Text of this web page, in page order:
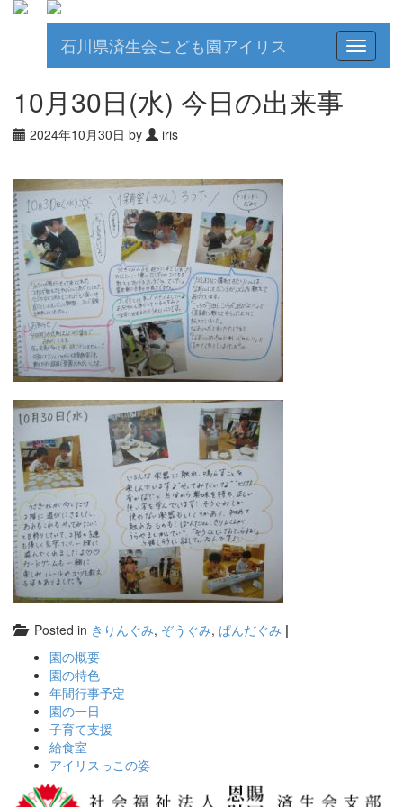
Toggle
石川県済生会こども園アイリス
10月30日(水) 今日の出来事
2024年10月30日 by iris
Posted in きりんぐみ, ぞうぐみ, ぱんだぐみ |
園の概要
園の特色
年間行事予定
園の一日
子育て支援
給食室
アイリスっこの姿